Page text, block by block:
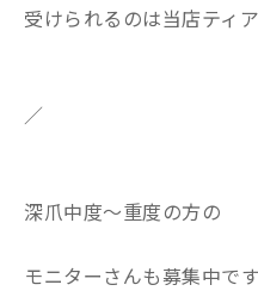
受けられるのは当店ティ
／
深爪中度〜重度の方の
モニターさんも募集中です